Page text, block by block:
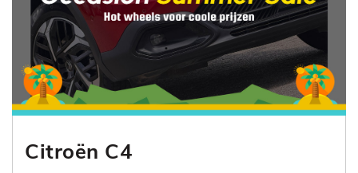
Citroën C4